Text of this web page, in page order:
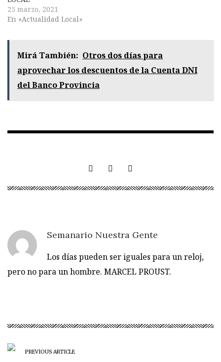
25 marzo, 2021
En «Actualidad Local»
Mirá También: Otros dos días para
aprovechar los descuentos de la Cuenta DNI
del Banco Provincia
Semanario Nuestra Gente
Los días pueden ser iguales para un reloj,
pero no para un hombre. MARCEL PROUST.
PREVIOUS ARTICLE